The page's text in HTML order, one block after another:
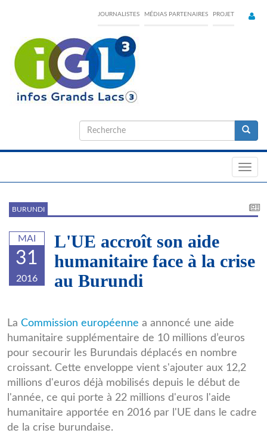
content
JOURNALISTES MÉDIAS PARTENAIRES PROJET
Formulaire
de
BURUNDI
MAI
31
2016
L'UE accroît son aide
humanitaire face à la crise
au Burundi
refugies-
burundi-
tanzanie.jpg
La Commission européenne a annoncé une aide
humanitaire supplémentaire de 10 millions d’euros
pour secourir les Burundais déplacés en nombre
croissant. Cette enveloppe vient s'ajouter aux 12,2
millions d'euros déjà mobilisés depuis le début de
l'année, ce qui porte à 22 millions d'euros l'aide
humanitaire apportée en 2016 par l'UE dans le cadre
de la crise burundaise.